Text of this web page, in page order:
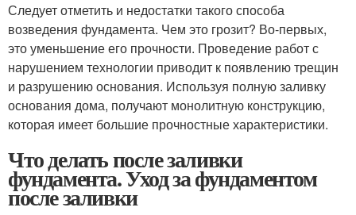
Следует отметить и недостатки такого способа
возведения фундамента. Чем это грозит? Во-первых,
это уменьшение его прочности. Проведение работ с
нарушением технологии приводит к появлению трещин
и разрушению основания. Используя полную заливку
основания дома, получают монолитную конструкцию,
которая имеет большие прочностные характеристики.
Что делать после заливки
фундамента. Уход за фундаментом
после заливки